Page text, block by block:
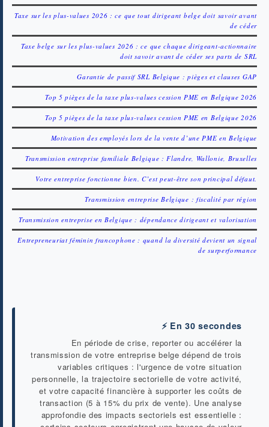
Taxe sur les plus-values 2026 : ce que tout dirigeant belge doit savoir avant
de céder
Taxe belge sur les plus-values 2026 : ce que chaque dirigeant-actionnaire
doit savoir avant de céder ses parts de SRL
Garantie de passif SRL Belgique : pièges et clauses GAP
Top 5 pièges de la taxe plus-values cession PME en Belgique 2026
Top 5 pièges de la taxe plus-values cession PME en Belgique 2026
Motivation des employés lors de la vente d’une PME en Belgique
Transmission entreprise familiale Belgique : Flandre, Wallonie, Bruxelles
Votre entreprise fonctionne bien. C’est peut-être son principal défaut.
Transmission entreprise Belgique : fiscalité par région
Transmission entreprise en Belgique : dépendance dirigeant et valorisation
Entrepreneuriat féminin francophone : quand la diversité devient un signal
de surperformance
⚡ En 30 secondes
En période de crise, reporter ou accélérer la
transmission de votre entreprise belge dépend de trois
variables critiques : l'urgence de votre situation
personnelle, la trajectoire sectorielle de votre activité,
et votre capacité financière à supporter les coûts de
transaction (5 à 15% du prix de vente). Une analyse
approfondie des impacts sectoriels est essentielle :